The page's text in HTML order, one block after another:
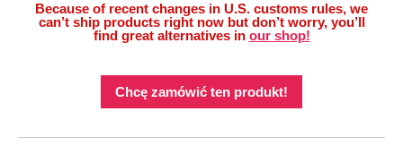
Because of recent changes in U.S. customs rules, we
can’t ship products right now but don’t worry, you’ll
find great alternatives in our shop!
Chcę zamówić ten produkt!